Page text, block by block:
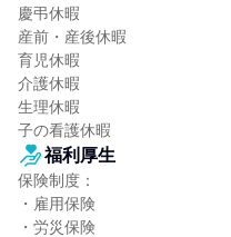
慶弔休暇
産前・産後休暇
育児休暇
介護休暇
生理休暇
子の看護休暇
福利厚生
保険制度：
・雇用保険
・労災保険